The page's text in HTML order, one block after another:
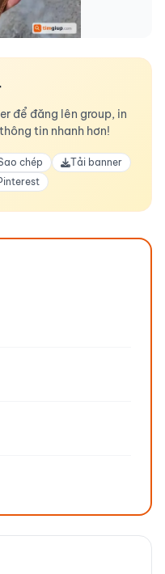
để đăng lên group, in
tin nhanh hơn!
chép
Tải banner